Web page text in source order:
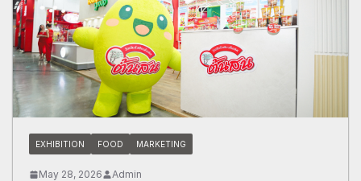
EXHIBITION FOOD MARKETING
May 28, 2026 Admin